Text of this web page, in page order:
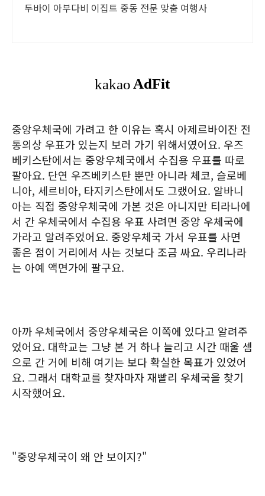
두바이 아부다비 이집트 중동 전문 맞춤 여행사
중앙우체국에 가려고 한 이유는 혹시 아제르바이잔 전
통의상 우표가 있는지 보러 가기 위해서였어요. 우즈
베키스탄에서는 중앙우체국에서 수집용 우표를 따로
팔아요. 단연 우즈베키스탄 뿐만 아니라 체코, 슬로베
니아, 세르비아, 타지키스탄에서도 그랬어요. 알바니
아는 직접 중앙우체국에 가본 것은 아니지만 티라나에
서 간 우체국에서 수집용 우표 사려면 중앙 우체국에
가라고 알려주었어요. 중앙우체국 가서 우표를 사면
좋은 점이 거리에서 사는 것보다 조금 싸요. 우리나라
는 아예 액면가에 팔구요.
아까 우체국에서 중앙우체국은 이쪽에 있다고 알려주
었어요. 대학교는 그냥 본 거 하나 늘리고 시간 때울 셈
으로 간 거에 비해 여기는 보다 확실한 목표가 있었어
요. 그래서 대학교를 찾자마자 재빨리 우체국을 찾기
시작했어요.
"중앙우체국이 왜 안 보이지?"